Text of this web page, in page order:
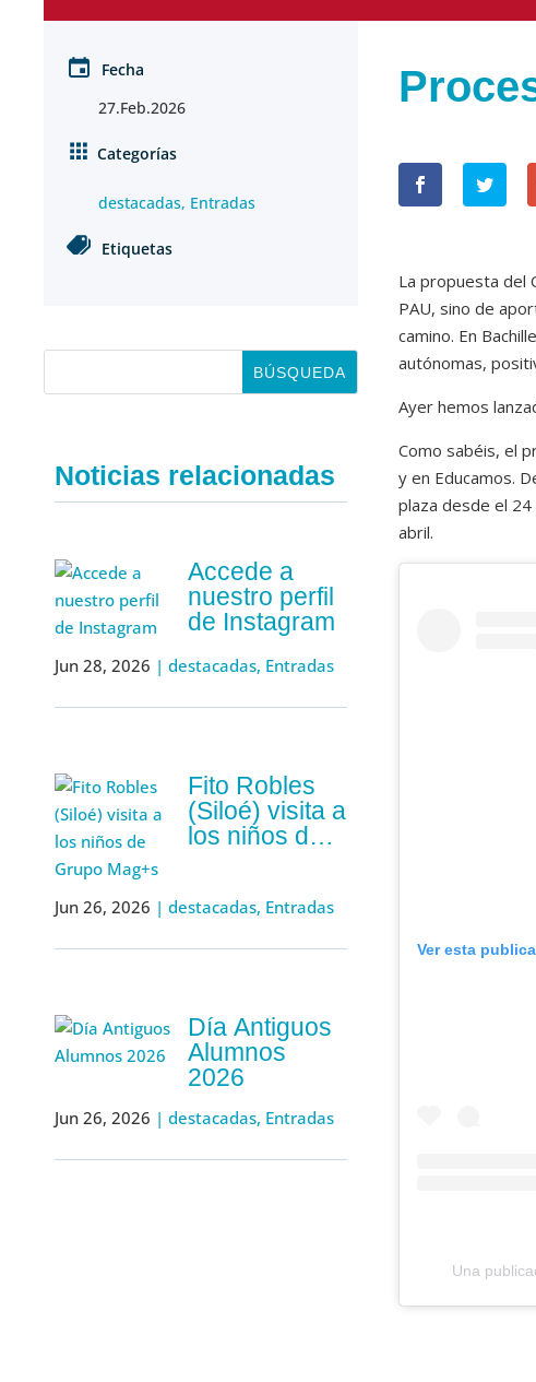
Fecha
27.Feb.2026
Categorías
destacadas, Entradas
Etiquetas
Noticias relacionadas
Accede a
nuestro perfil
de Instagram
Jun 28, 2026 | destacadas, Entradas
Fito Robles
(Siloé) visita a
los niños de
Jun 26, 2026 | destacadas, Entradas
Día Antiguos
Alumnos
2026
Jun 26, 2026 | destacadas, Entradas
La propuesta del
PAU, sino de
camino. En
autónomas,
Ayer hemos
Como sabéis, el
y en Educamos.
plaza desde el
abril.
Ver esta
Una